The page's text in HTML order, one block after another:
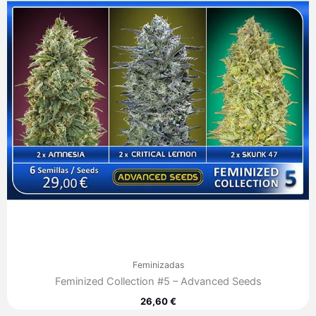
Feminizadas
Feminized Collection #5 – Advanced Seeds
26,60€